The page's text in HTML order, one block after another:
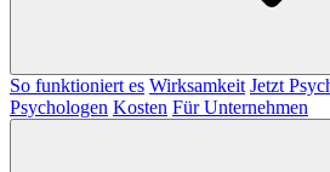
So funktioniert es Wirksamkeit Jetzt
Psychologen Kosten Für Unternehmen